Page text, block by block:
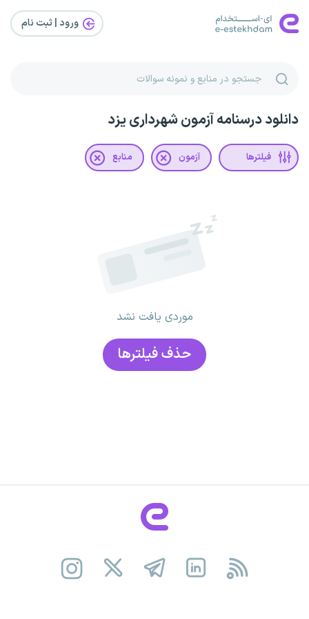
ورود | ثبت‌ نام
دانلود درسنامه آزمون شهرداری یزد
فیلترها آزمون منابع
موردی یافت نشد
حذف فیلتر‌ها